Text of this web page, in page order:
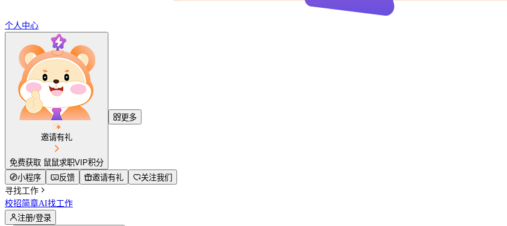
个人中心
邀请有礼
免费获取 鼠鼠求职VIP积分
更多
小程序 反馈 邀请有礼
关注我们
寻找工作
校招简章AI找工作
注册/登录